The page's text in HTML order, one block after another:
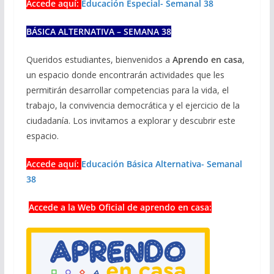
Accede aquí: Educación Especial- Semanal 38
BÁSICA ALTERNATIVA – SEMANA 38
Queridos estudiantes, bienvenidos a Aprendo en casa,
un espacio donde encontrarán actividades que les
permitirán desarrollar competencias para la vida, el
trabajo, la convivencia democrática y el ejercicio de la
ciudadanía. Los invitamos a explorar y descubrir este
espacio.
Accede aquí: Educación Básica Alternativa- Semanal
38
Accede a la Web Oficial de aprendo en casa: